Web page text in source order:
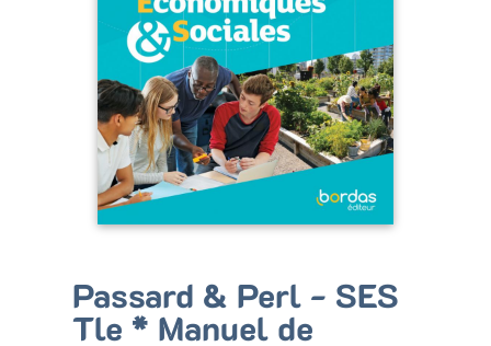
Bénéficiez de tarifs préférentiels
Téléchargez des ressources gratuites
Recevez des informations sur nos nouveautés
Passard & Perl - SES
Tle * Manuel de